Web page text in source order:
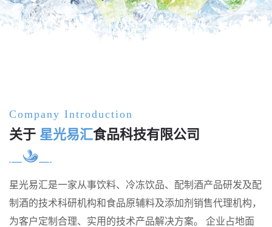
Company Introduction
关于 星光易汇食品科技有限公司
星光易汇是一家从事饮料、冷冻饮品、配制酒产品研发及配
制酒的技术科研机构和食品原辅料及添加剂销售代理机构，
为客户定制合理、实用的技术产品解决方案。 企业占地面